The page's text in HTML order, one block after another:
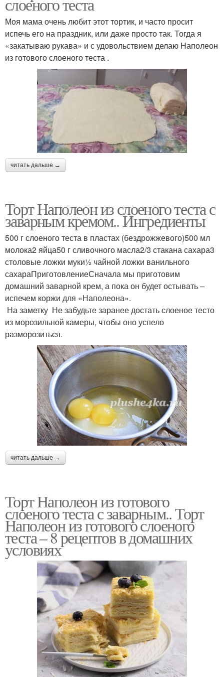
Моя мама очень любит этот тортик, и часто просит
испечь его на праздник, или даже просто так. Тогда я
«закатываю рукава» и с удовольствием делаю Наполеон
из готового слоеного теста .
читать дальше →
Торт Наполеон из слоеного теста с
заварным кремом.. Ингредиенты
500 г слоеного теста в пластах (бездрожжевого)500 мл
молока2 яйца50 г сливочного масла2/3 стакана сахара3
столовые ложки муки½ чайной ложки ванильного
сахараПриготовлениеСначала мы приготовим
домашний заварной крем, а пока он будет остывать –
испечем коржи для «Наполеона».
На заметку Не забудьте заранее достать слоеное тесто
из морозильной камеры, чтобы оно успело
разморозиться.
читать дальше →
Торт Наполеон из готового
слоеного теста с заварным.. Торт
Наполеон из готового слоеного
теста – 8 рецептов в домашних
условиях